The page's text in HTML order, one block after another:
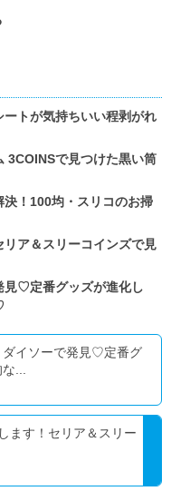
トが気持ちいい程剥がれ
3COINSで見つけた黒い筒
！100均・スリコのお掃
ア＆スリーコインズで見
見♡定番グッズが進化し
ダイソーで発見♡定番グ
...
ます！セリア＆スリー